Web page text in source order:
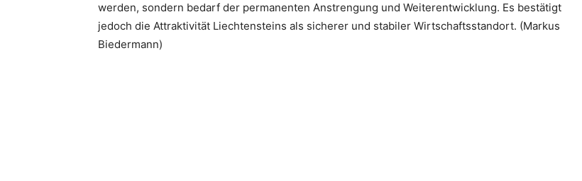
werden, sondern bedarf der permanenten Anstrengung und Weiterentwicklung. Es bestätigt
jedoch die Attraktivität Liechtensteins als sicherer und stabiler Wirtschaftsstandort. (Markus
Biedermann)